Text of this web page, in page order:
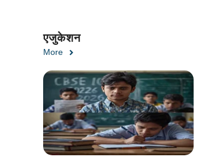
एजुकेशन
More